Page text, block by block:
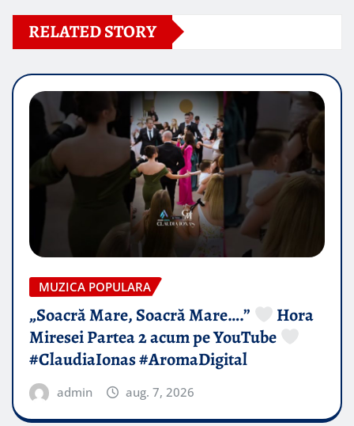
RELATED STORY
MUZICA POPULARA
„Soacră Mare, Soacră Mare….”
Hora
Miresei Partea 2 acum pe YouTube
#ClaudiaIonas #AromaDigital
admin aug. 7, 2026